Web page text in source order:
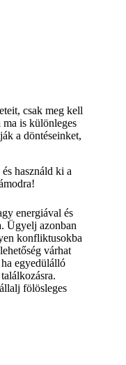
csak meg kell
is különleges
a döntéseinket,
használd ki a
energiával és
Ügyelj azonban
konfliktusokba
várhat
egyedülálló
fölösleges